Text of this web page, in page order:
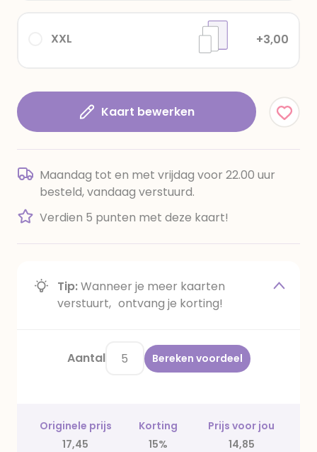
XXL +3,00
Kaart bewerken
Maandag tot en met vrijdag voor 22.00 uur
besteld, vandaag verstuurd.
Verdien 5 punten met deze kaart!
Tip:Wanneer je meer kaarten
verstuurt, ontvang je korting!
Aantal Bereken voordeel
Originele prijs Korting
Prijs voor jou
17,45
15% 14,85